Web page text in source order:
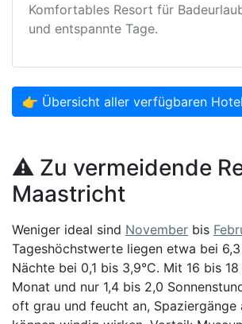
Komfortables Resort für
und entspannte Tage.
👉 Übersicht aller verfügbaren
⚠️ Zu vermeidende
Maastricht
Weniger ideal sind November bis
Tageshöchstwerte liegen etwa bei 6,3
Nächte bei 0,1 bis 3,9°C. Mit 16 bis
Monat und nur 1,4 bis 2,0
oft grau und feucht an, Spaziergänge